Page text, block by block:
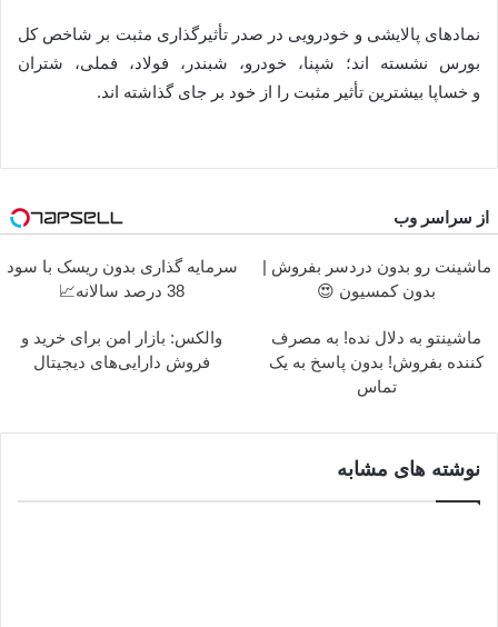
نمادهای پالایشی و خودرویی در صدر تأثیرگذاری مثبت بر شاخص کل
بورس نشسته اند؛ شپنا، خودرو، شبندر، فولاد، فملی، شتران
و خساپا بیشترین تأثیر مثبت را از خود بر جای گذاشته اند.
از سراسر وب
ماشینت رو بدون دردسر بفروش |
بدون کمسیون 😍
سرمایه گذاری بدون ریسک با سود
38 درصد سالانه📈
ماشینتو به دلال نده! به مصرف
کننده بفروش! بدون پاسخ به یک
تماس
والکس: بازار امن برای خرید و
فروش دارایی‌های دیجیتال
نوشته های مشابه